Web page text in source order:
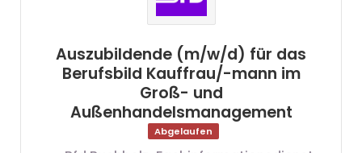
Auszubildende (m/w/d) für das
Berufsbild Kauffrau/-mann im
Groß- und
Außenhandelsmanagement
Abgelaufen